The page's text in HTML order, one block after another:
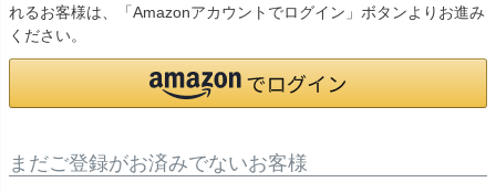
れるお客様は、「Amazonアカウントでログイン」ボタンよりお進み
ください。
まだご登録がお済みでないお客様